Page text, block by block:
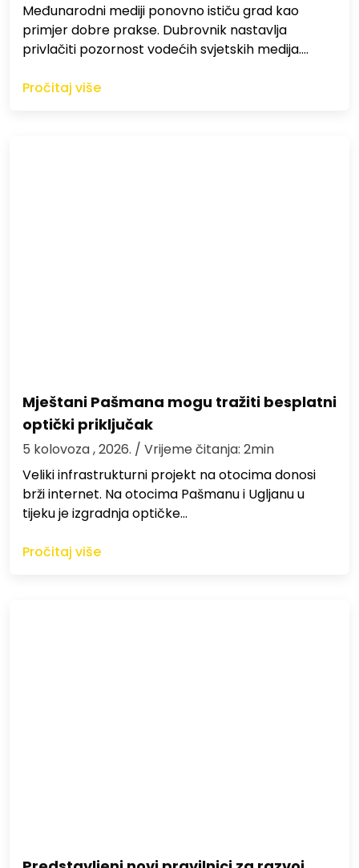
Međunarodni mediji ponovno ističu grad kao
primjer dobre prakse. Dubrovnik nastavlja
privlačiti pozornost vodećih svjetskih medija.…
Pročitaj više
Mještani Pašmana mogu tražiti besplatni
optički priključak
5 kolovoza , 2026. / Vrijeme čitanja: 2min
Veliki infrastrukturni projekt na otocima donosi
brži internet. Na otocima Pašmanu i Ugljanu u
tijeku je izgradnja optičke…
Pročitaj više